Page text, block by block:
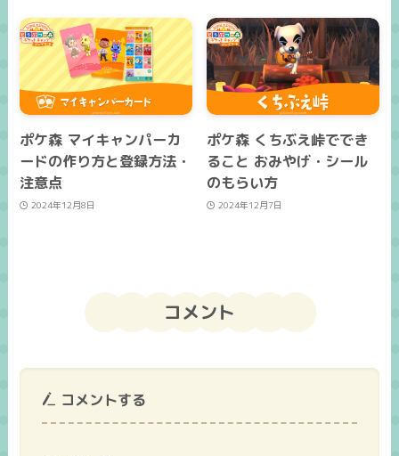
ポケ森 マイキャンパーカ
ードの作り方と登録方法・
注意点
2024年12月8日
ポケ森 くちぶえ峠ででき
ること おみやげ・シール
のもらい方
2024年12月7日
コメント
コメントする